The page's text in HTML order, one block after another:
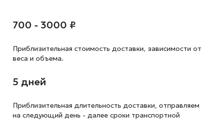
700 - 3000 ₽
Приблизительная стоимость доставки, зависимости от
веса и объема.
5 дней
Приблизительная длительность доставки, отправляем
на следующий день - далее сроки транспортной